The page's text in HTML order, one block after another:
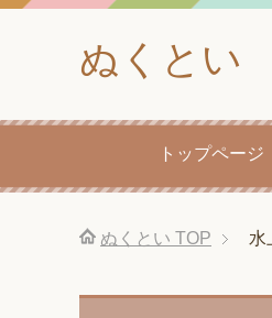
ぬくとい
トップページ
ぬくとい TOP 水